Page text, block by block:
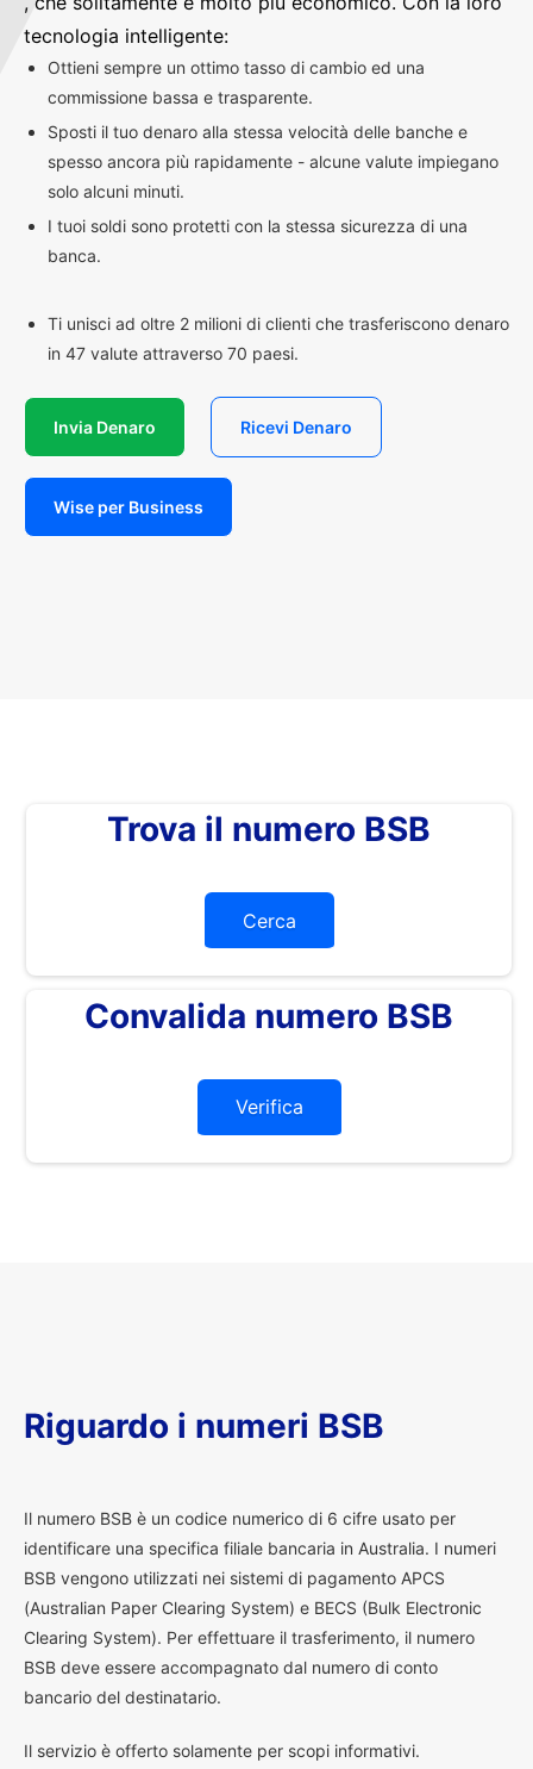
tecnologia intelligente:
Ottieni sempre un ottimo tasso di cambio ed una
commissione bassa e trasparente.
Sposti il tuo denaro alla stessa velocità delle banche e
spesso ancora più rapidamente - alcune valute impiegano
solo alcuni minuti.
I tuoi soldi sono protetti con la stessa sicurezza di una
banca.
Ti unisci ad oltre 2 milioni di clienti che trasferiscono denaro
in 47 valute attraverso 70 paesi.
Invia Denaro Ricevi Denaro
Wise per Business
Trova il numero BSB
Cerca
Convalida numero BSB
Verifica
Riguardo i numeri BSB
Il numero BSB è un codice numerico di 6 cifre usato per
identificare una specifica filiale bancaria in Australia. I numeri
BSB vengono utilizzati nei sistemi di pagamento APCS
(Australian Paper Clearing System) e BECS (Bulk Electronic
Clearing System). Per effettuare il trasferimento, il numero
BSB deve essere accompagnato dal numero di conto
bancario del destinatario.
Il servizio è offerto solamente per scopi informativi.